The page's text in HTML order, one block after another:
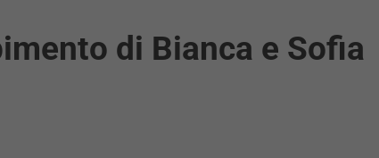
di Bianca e Sofia